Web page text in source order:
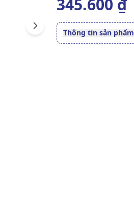
Next
345.600 ₫
Thông tin sản phẩm